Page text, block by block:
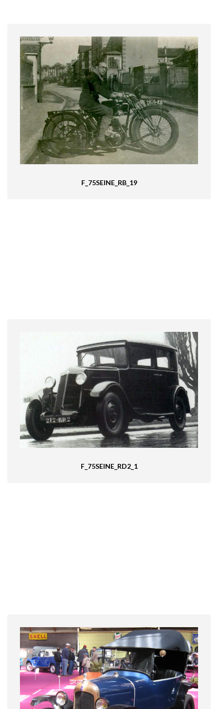
F_75SEINE_RB_19
F_75SEINE_RD2_1